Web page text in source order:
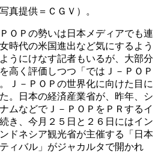
真提供＝ＣＧＶ）。
ＯＰの勢いは日本メディアでも連
時代の米国進出など気にするよう
うにけなす記者もいるが、大部分
高く評価しつつ「ではＪ－ＰＯＰ
Ｊ－ＰＯＰの世界化に向けた目に
。日本の経済産業省が、昨年、シ
ムなどでＪ－ＰＯＰをＰＲするイ
き、今月２５日と２６日にはイン
ドネシア観光省が主催する「日本
ィバル」がジャカルタで開かれ